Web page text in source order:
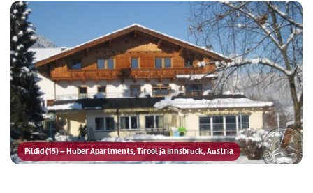
Pildid (15) – Huber Apartments, Tirool ja Innsbruck, Austria